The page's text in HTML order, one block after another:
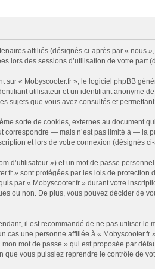
affiliés (désignés ci-après par « nous
lors des sessions d’utilisation de votre part
« Mobyscooter.fr », le logiciel phpBB
utilisateur et un identifiant anonyme
que vous avez consultés et
sorte de cookies, externes au document
— mais n’est pas limité à — la
et lors de votre connexion (désignés
d’utilisateur ») et un mot de passe
» sont protégées par les lois de
par « Mobyscooter.fr » durant votre
ou non. De plus, vous pouvez décider de
il est recommandé de ne pas utiliser
une personne affiliée à «
mot de passe » qui est proposée par
vous puissiez reprendre le contrôle de